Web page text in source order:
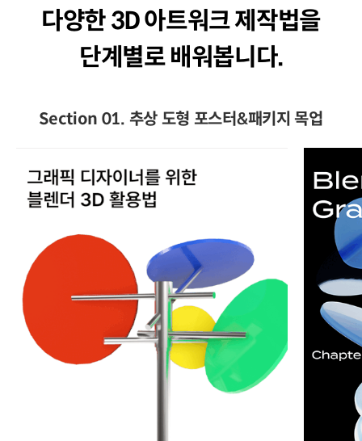
다양한 3D 아트워크 제작법을
단계별로 배워봅니다.
Section 01. 추상 도형 포스터&패키지 목업